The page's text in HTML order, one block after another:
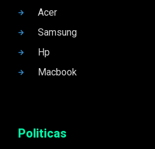
Acer
Samsung
Hp
Macbook
Politicas